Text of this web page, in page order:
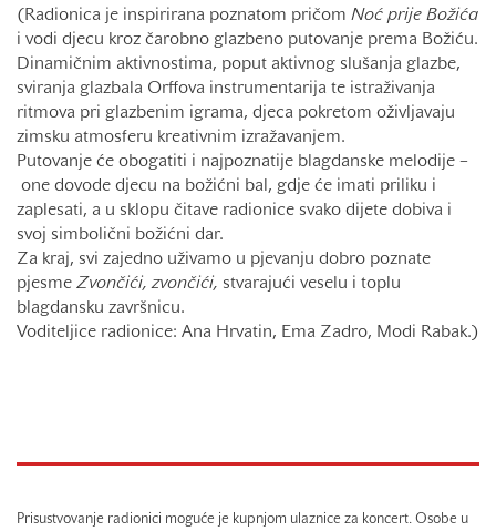
(Radionica je inspirirana poznatom pričom Noć prije Božića
i vodi djecu kroz čarobno glazbeno putovanje prema Božiću.
Dinamičnim aktivnostima, poput aktivnog slušanja glazbe,
sviranja glazbala Orffova instrumentarija te istraživanja
ritmova pri glazbenim igrama, djeca pokretom oživljavaju
zimsku atmosferu kreativnim izražavanjem.
Putovanje će obogatiti i najpoznatije blagdanske melodije –
one dovode djecu na božićni bal, gdje će imati priliku i
zaplesati, a u sklopu čitave radionice svako dijete dobiva i
svoj simbolični božićni dar.
Za kraj, svi zajedno uživamo u pjevanju dobro poznate
pjesme Zvončići, zvončići, stvarajući veselu i toplu
blagdansku završnicu.
Voditeljice radionice: Ana Hrvatin, Ema Zadro, Modi Rabak.)
Prisustvovanje radionici moguće je kupnjom ulaznice za koncert. Osobe u